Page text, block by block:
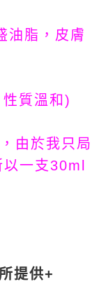
脂，皮膚
質溫和)
由於我只局
一支30ml
提供+